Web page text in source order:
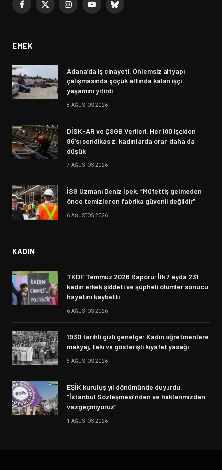
Facebook
X
InstagramYouTubeBluesky
EMEK
Adana’da iş cinayeti: Önlemsiz altyapı
çalışmasında göçük altında kalan işçi
yaşamını yitirdi
8 AĞUSTOS 2026
DİSK-AR ve ÇSGB Verileri: Her 100 işçiden
86’sı sendikasız, kadınlarda oran daha da
düşük
7 AĞUSTOS 2026
İSG Uzmanı Deniz İpek: “Müfettiş gelmeden
önce temizlenen fabrika güvenli değildir”
6 AĞUSTOS 2026
KADIN
TKDF Temmuz 2026 Raporu: İlk 7 ayda 231
kadın erkek şiddeti ve şüpheli ölümler sonucu
hayatını kaybetti
6 AĞUSTOS 2026
1930 tarihli gizli genelge: Kadın öğretmenlere
makyaj, takı ve gösterişli kıyafet yasağı
5 AĞUSTOS 2026
EŞİK kuruluş yıl dönümünde duyurdu:
“İstanbul Sözleşmesi’nden ve haklarımızdan
vazgeçmiyoruz”
1 AĞUSTOS 2026